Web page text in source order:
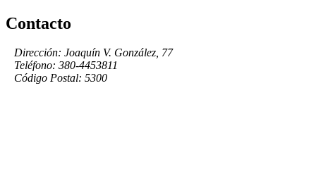
Contacto
Dirección: Joaquín V. González, 77
Teléfono: 380-4453811
Código Postal: 5300